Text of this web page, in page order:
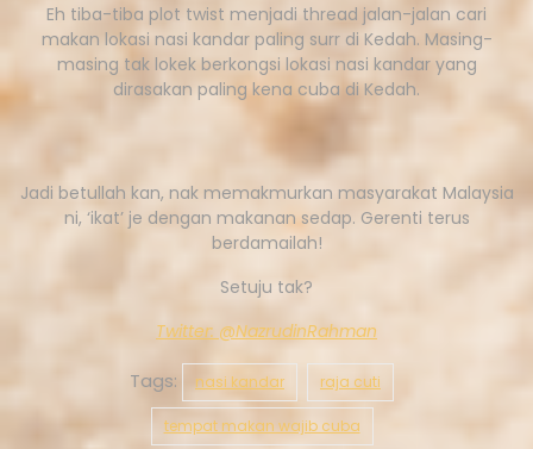
Eh tiba-tiba plot twist menjadi thread jalan-jalan cari
makan lokasi nasi kandar paling surr di Kedah. Masing-
masing tak lokek berkongsi lokasi nasi kandar yang
dirasakan paling kena cuba di Kedah.
Jadi betullah kan, nak memakmurkan masyarakat Malaysia
ni, ‘ikat’ je dengan makanan sedap. Gerenti terus
berdamailah!
Setuju tak?
Twitter: @NazrudinRahman
Tags: nasi kandar raja cuti
tempat makan wajib cuba